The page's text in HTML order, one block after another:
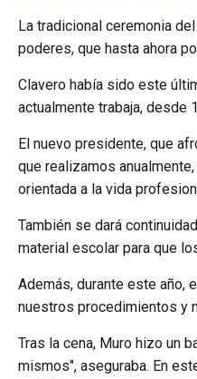
La tradicional ceremonia
poderes, que hasta ahora
Clavero había sido este
actualmente trabaja, desde
El nuevo presidente, que
que realizamos
orientada a la vida
También se dará
material escolar para que
Además, durante este año,
nuestros procedimientos y
Tras la cena, Muro hizo un
mismos", aseguraba. En